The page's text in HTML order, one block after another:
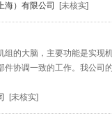
海）有限公司 [未核实]
组的大脑，主要功能是实现
件协调一致的工作。我公司
[未核实]